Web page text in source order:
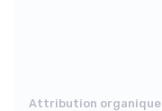
Attribution organique